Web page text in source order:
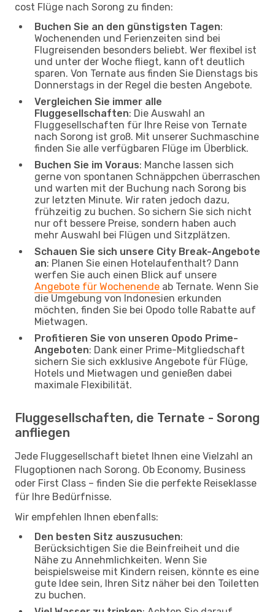
cost Flüge nach Sorong zu finden:
Buchen Sie an den günstigsten Tagen:
Wochenenden und Ferienzeiten sind bei
Flugreisenden besonders beliebt. Wer flexibel ist
und unter der Woche fliegt, kann oft deutlich
sparen. Von Ternate aus finden Sie Dienstags bis
Donnerstags in der Regel die besten Angebote.
Vergleichen Sie immer alle
Fluggesellschaften: Die Auswahl an
Fluggesellschaften für Ihre Reise von Ternate
nach Sorong ist groß. Mit unserer Suchmaschine
finden Sie alle verfügbaren Flüge im Überblick.
Buchen Sie im Voraus: Manche lassen sich
gerne von spontanen Schnäppchen überraschen
und warten mit der Buchung nach Sorong bis
zur letzten Minute. Wir raten jedoch dazu,
frühzeitig zu buchen. So sichern Sie sich nicht
nur oft bessere Preise, sondern haben auch
mehr Auswahl bei Flügen und Sitzplätzen.
Schauen Sie sich unsere City Break-Angebote
an: Planen Sie einen Hotelaufenthalt? Dann
werfen Sie auch einen Blick auf unsere
Angebote für Wochenende ab Ternate. Wenn Sie
die Umgebung von Indonesien erkunden
möchten, finden Sie bei Opodo tolle Rabatte auf
Mietwagen.
Profitieren Sie von unseren Opodo Prime-
Angeboten: Dank einer Prime-Mitgliedschaft
sichern Sie sich exklusive Angebote für Flüge,
Hotels und Mietwagen und genießen dabei
maximale Flexibilität.
Fluggesellschaften, die Ternate - Sorong
anfliegen
Jede Fluggesellschaft bietet Ihnen eine Vielzahl an
Flugoptionen nach Sorong. Ob Economy, Business
oder First Class – finden Sie die perfekte Reiseklasse
für Ihre Bedürfnisse.
Wir empfehlen Ihnen ebenfalls:
Den besten Sitz auszusuchen:
Berücksichtigen Sie die Beinfreiheit und die
Nähe zu Annehmlichkeiten. Wenn Sie
beispielsweise mit Kindern reisen, könnte es eine
gute Idee sein, Ihren Sitz näher bei den Toiletten
zu buchen.